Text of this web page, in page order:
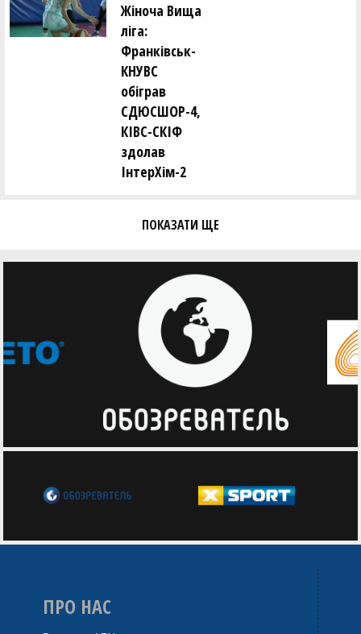
Жіноча Вища
ліга:
Франківськ-
КНУВС
обіграв
СДЮСШОР-4,
КІВС-СКІФ
здолав
ІнтерХім-2
ПОКАЗАТИ ЩЕ
ПРО НАС